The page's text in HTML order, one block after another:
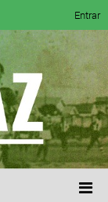
Entrar